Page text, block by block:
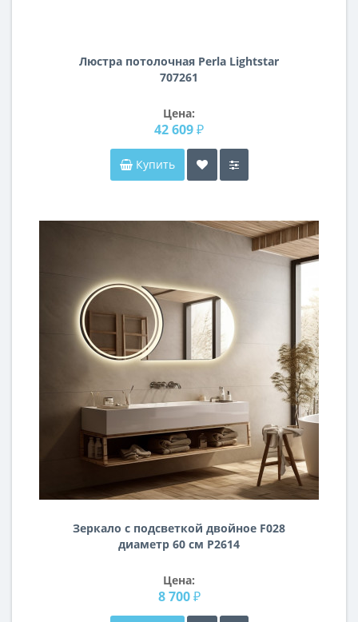
Люстра потолочная Perla Lightstar
707261
Цена:
42 609 ₽
Купить
Зеркало с подсветкой двойное F028
диаметр 60 см Р2614
Цена:
8 700 ₽